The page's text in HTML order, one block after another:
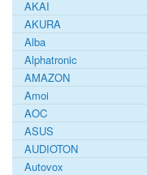
AKAI
AKURA
Alba
Alphatronic
AMAZON
Amoi
AOC
ASUS
AUDIOTON
Autovox